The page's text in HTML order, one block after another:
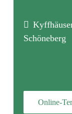
Schöneberg
Online-